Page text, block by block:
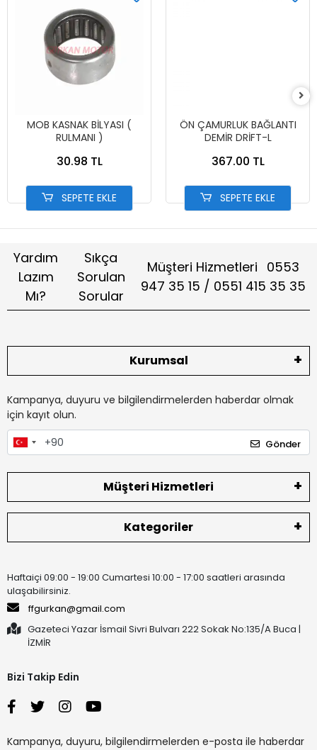
MOB KASNAK BİLYASI (
RULMANI )
30.98 TL
SEPETE EKLE
ÖN ÇAMURLUK BAĞLANTI
DEMİR DRİFT-L
367.00 TL
SEPETE EKLE
Yardım
Lazım
Mı?
Sıkça
Sorulan
Sorular
Müşteri Hizmetleri 0553
947 35 15 / 0551 415 35 35
Kurumsal
Kampanya, duyuru ve bilgilendirmelerden haberdar olmak
için kayıt olun.
Gönder
Müşteri Hizmetleri
Kategoriler
Haftaiçi 09:00 - 19:00 Cumartesi 10:00 - 17:00 saatleri arasında
ulaşabilirsiniz.
ffgurkan@gmail.com
Gazeteci Yazar İsmail Sivri Bulvarı 222 Sokak No:135/A Buca |
İZMİR
Bizi Takip Edin
Kampanya, duyuru, bilgilendirmelerden e-posta ile haberdar